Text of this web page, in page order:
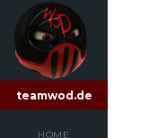
teamwod.de
HOME